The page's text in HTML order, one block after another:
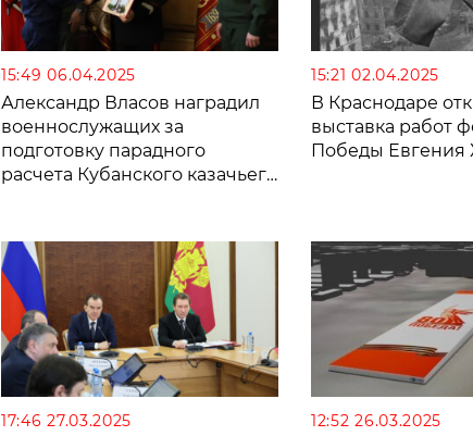
15:49 06.04.2025
Александр Власов наградил
военнослужащих за
подготовку парадного
расчета Кубанского казачьего
15:21 02.04.2025
В Краснодаре
выставка работ
Победы Евгения
17:46 27.03.2025 12:52 26.03.2025